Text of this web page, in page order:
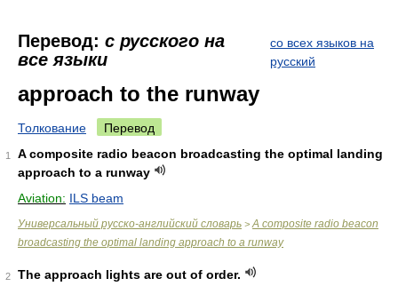
Перевод: с русского на
все языки
со всех языков на
русский
approach to the runway
Толкование Перевод
1
A composite radio beacon broadcasting the optimal landing
approach to a runway
Aviation: ILS beam
Универсальный русско-английский словарь > A composite radio beacon
broadcasting the optimal landing approach to a runway
2
The approach lights are out of order.